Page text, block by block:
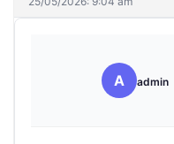
A admin